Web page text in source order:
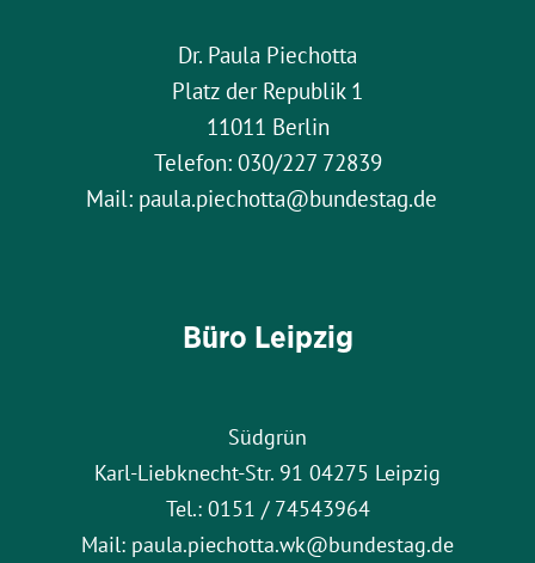
Dr. Paula Piechotta
Platz der Republik 1
11011 Berlin
Telefon: 030/227 72839
Mail: paula.piechotta@bundestag.de
Büro Leipzig
Südgrün
Karl-Liebknecht-Str. 91 04275 Leipzig
Tel.: 0151 / 74543964
Mail: paula.piechotta.wk@bundestag.de